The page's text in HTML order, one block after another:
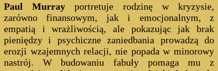
Paul Murray portretuje rodzinę w kryzysie,
zarówno finansowym, jak i emocjonalnym, z
empatią i wrażliwością, ale pokazując jak brak
pieniędzy i psychiczne zaniedbania prowadzą do
erozji wzajemnych relacji, nie popada w minorowy
nastrój. W budowaniu fabuły pomaga mu z